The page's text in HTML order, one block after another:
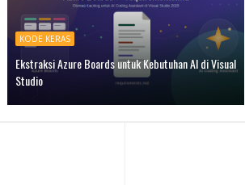
KODE KERAS
Ekstraksi Azure Boards untuk Kebutuhan AI di Visual
Studio